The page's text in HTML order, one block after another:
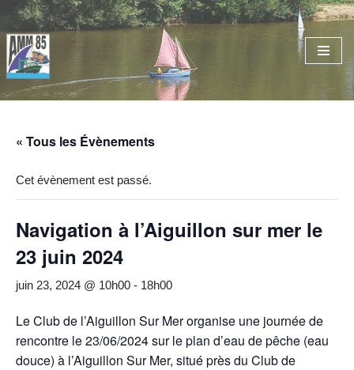
Aller
au
contenu
« Tous les Évènements
Cet évènement est passé.
Navigation à l’Aiguillon sur mer le
23 juin 2024
juin 23, 2024 @ 10h00 - 18h00
Le Club de l’Aiguillon Sur Mer organise une journée de
rencontre le 23/06/2024 sur le plan d’eau de pêche (eau
douce) à l’Aiguillon Sur Mer, situé près du Club de